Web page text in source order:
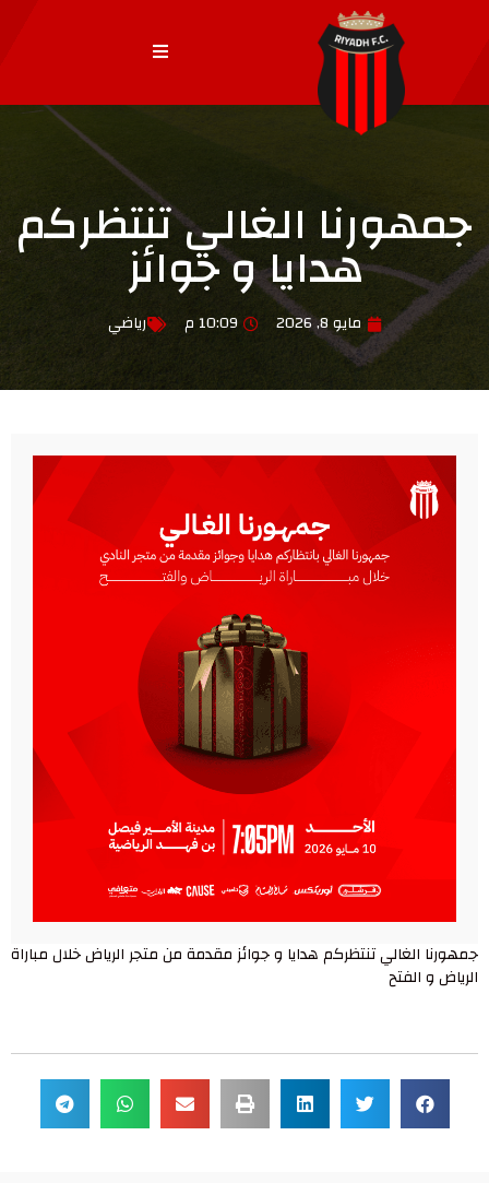
جمهورنا الغالي تنتظركم
هدايا و جوائز
مايو 8, 2026 10:09 م رياضي
جمهورنا الغالي تنتظركم هدايا و جوائز مقدمة من متجر الرياض خلال مباراة
الرياض و الفتح